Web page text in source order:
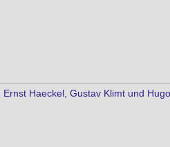
Haeckel, Gustav Klimt und